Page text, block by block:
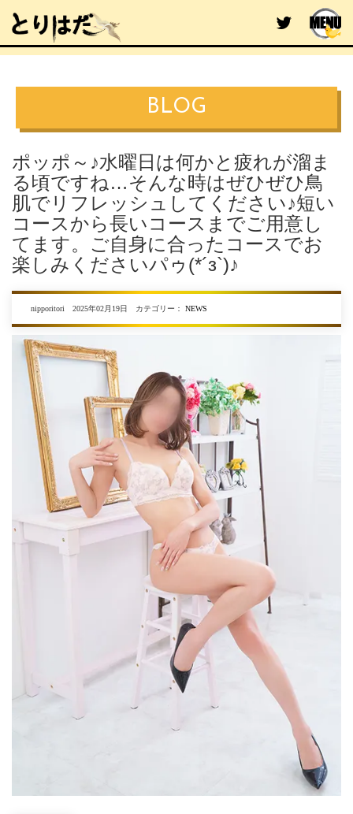
BLOG
ポッポ～♪水曜日は何かと疲れが溜ま
る頃ですね…そんな時はぜひぜひ鳥
肌でリフレッシュしてください♪短い
コースから長いコースまでご用意し
てます。ご自身に合ったコースでお
楽しみくださいパゥ(*´з`)♪
nipporitori 2025年02月19日 カテゴリー： NEWS